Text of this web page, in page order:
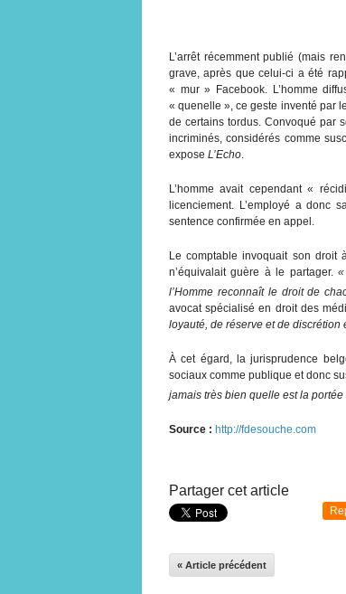
L’arrêt récemment publié (mais
grave, après que celui-ci a été
« mur » Facebook. L’homme
« quenelle », ce geste inventé par
de certains tordus. Convoqué par
incriminés, considérés comme
expose L’Echo.
L’homme avait cependant «
licenciement. L’employé a donc
sentence confirmée en appel.
Le comptable invoquait son droit
n’équivalait guère à le partager.
l’Homme reconnaît le droit de
avocat spécialisé en droit des
loyauté, de réserve et de discrétion
À cet égard, la jurisprudence
sociaux comme publique et donc
jamais très bien quelle est la portée
Source : http://fdesouche.com
Partager cet article
« Article précédent